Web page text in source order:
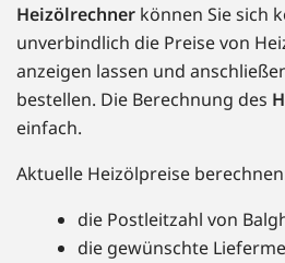
Heizölrechner können Sie sich
unverbindlich die Preise von
anzeigen lassen und
bestellen. Die Berechnung des
einfach.
Aktuelle Heizölpreise
die Postleitzahl von
die gewünschte